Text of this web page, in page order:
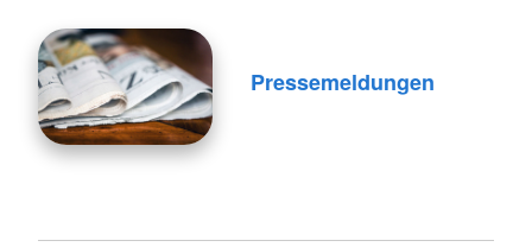
Pressemeldungen